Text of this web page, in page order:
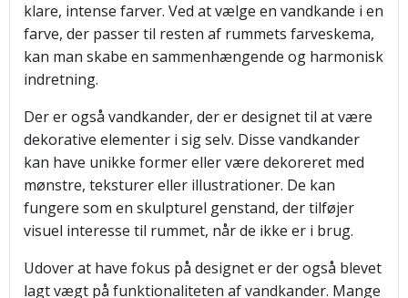
klare, intense farver. Ved at vælge en vandkande i en
farve, der passer til resten af rummets farveskema,
kan man skabe en sammenhængende og harmonisk
indretning.
Der er også vandkander, der er designet til at være
dekorative elementer i sig selv. Disse vandkander
kan have unikke former eller være dekoreret med
mønstre, teksturer eller illustrationer. De kan
fungere som en skulpturel genstand, der tilføjer
visuel interesse til rummet, når de ikke er i brug.
Udover at have fokus på designet er der også blevet
lagt vægt på funktionaliteten af vandkander. Mange